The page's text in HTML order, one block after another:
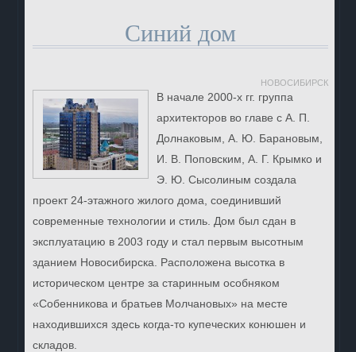
Синий дом
НОВОСИБИРСК
В начале 2000-х гг. группа
архитекторов во главе с А. П.
Долнаковым, А. Ю. Барановым,
И. В. Поповским, А. Г. Крымко и
Э. Ю. Сысолиным создала
проект 24-этажного жилого дома, соединивший
современные технологии и стиль. Дом был сдан в
эксплуатацию в 2003 году и стал первым высотным
зданием Новосибирска. Расположена высотка в
историческом центре за старинным особняком
«Собенникова и братьев Молчановых» на месте
находившихся здесь когда-то купеческих конюшен и
складов.